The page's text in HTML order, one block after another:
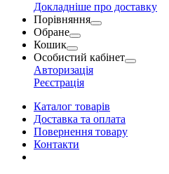
Докладніше про доставку
Порівняння
Обране
Кошик
Особистий кабінет
Авторизація
Реєстрація
Каталог товарів
Доставка та оплата
Повернення товару
Контакти